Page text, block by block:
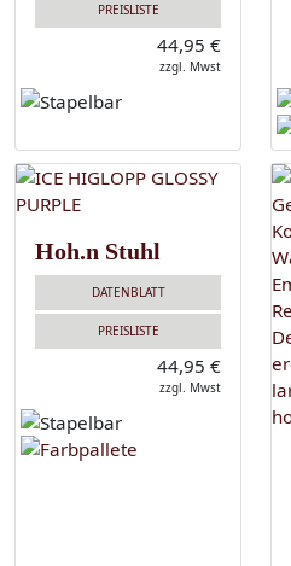
PREISLISTE
44,95 €
zzgl. Mwst
Hoh.n Stuhl
DATENBLATT
PREISLISTE
44,95 €
zzgl. Mwst